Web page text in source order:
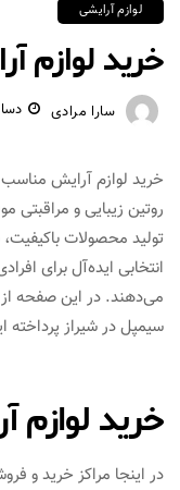
لوازم آرایشی
خرید لوازم
سارا مرادی
خرید لوازم آرایش
تولید محصولات
انتخابی ایده‌آل برای
می‌دهند. در این صفحه
سیمپل در شیراز پرداخته
خرید
در اینجا مراکز خرید و